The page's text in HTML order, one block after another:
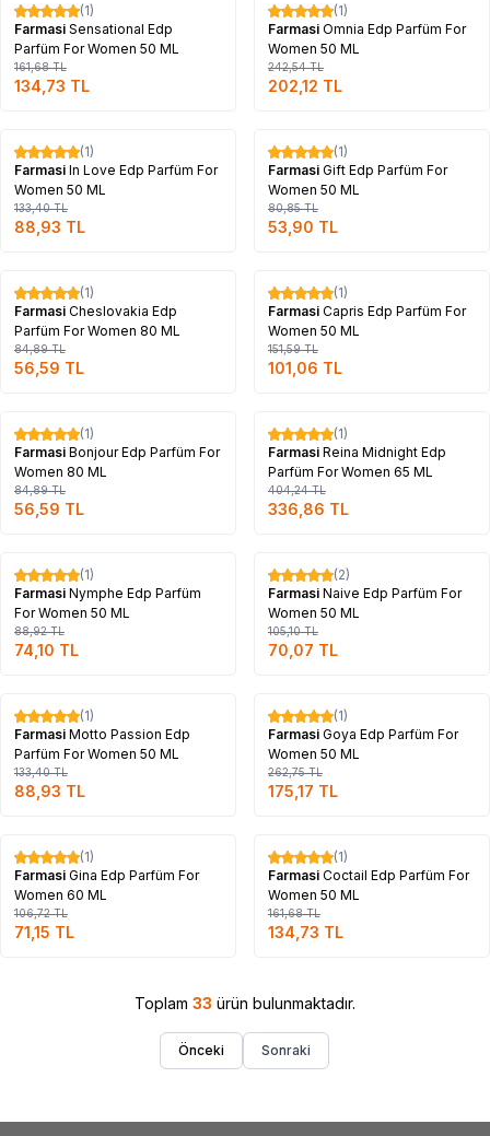
%17
(1)
Farmasi Sensational Edp
Parfüm For Women 50 ML
161,68TL
134,73 TL
%17
(1)
Farmasi Omnia Edp Parfüm For
Women 50 ML
242,54TL
202,12 TL
%33
(1)
Farmasi In Love Edp Parfüm For
Women 50 ML
133,40TL
88,93 TL
%33
(1)
Farmasi Gift Edp Parfüm For
Women 50 ML
80,85TL
53,90 TL
%33
(1)
Farmasi Cheslovakia Edp
Parfüm For Women 80 ML
84,89TL
56,59 TL
%33
(1)
Farmasi Capris Edp Parfüm For
Women 50 ML
151,59TL
101,06 TL
%33
(1)
Farmasi Bonjour Edp Parfüm For
Women 80 ML
84,89TL
56,59 TL
%17
(1)
Farmasi Reina Midnight Edp
Parfüm For Women 65 ML
404,24TL
336,86 TL
%17
(1)
Farmasi Nymphe Edp Parfüm
For Women 50 ML
88,92TL
74,10 TL
%33
(2)
Farmasi Naive Edp Parfüm For
Women 50 ML
105,10TL
70,07 TL
%33
(1)
Farmasi Motto Passion Edp
Parfüm For Women 50 ML
133,40TL
88,93 TL
%33
(1)
Farmasi Goya Edp Parfüm For
Women 50 ML
262,75TL
175,17 TL
%33
(1)
Farmasi Gina Edp Parfüm For
Women 60 ML
106,72TL
71,15 TL
%17
(1)
Farmasi Coctail Edp Parfüm For
Women 50 ML
161,68TL
134,73 TL
Toplam 33 ürün bulunmaktadır.
Önceki Sonraki